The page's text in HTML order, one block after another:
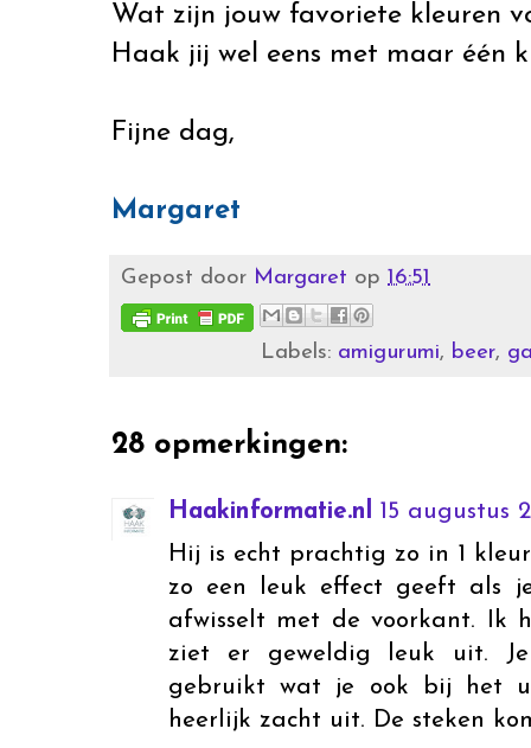
Wat zijn jouw favoriete kleuren
Haak jij wel eens met maar één
Fijne dag,
Margaret
Gepost door Margaret op 16:51
Labels: amigurumi, beer,
28 opmerkingen:
Haakinformatie.nl
15 augustus
Hij is echt prachtig zo in 1
zo een leuk effect geeft als
afwisselt met de voorkant. Ik
ziet er geweldig leuk uit.
gebruikt wat je ook bij het
heerlijk zacht uit. De steken